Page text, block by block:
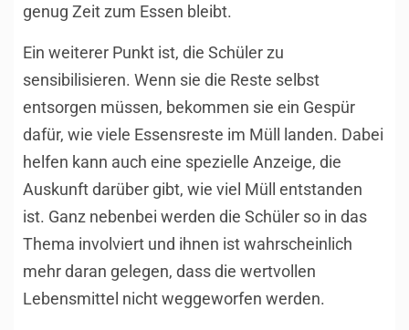
genug Zeit zum Essen bleibt.
Ein weiterer Punkt ist, die Schüler zu
sensibilisieren. Wenn sie die Reste selbst
entsorgen müssen, bekommen sie ein Gespür
dafür, wie viele Essensreste im Müll landen. Dabei
helfen kann auch eine spezielle Anzeige, die
Auskunft darüber gibt, wie viel Müll entstanden
ist. Ganz nebenbei werden die Schüler so in das
Thema involviert und ihnen ist wahrscheinlich
mehr daran gelegen, dass die wertvollen
Lebensmittel nicht weggeworfen werden.